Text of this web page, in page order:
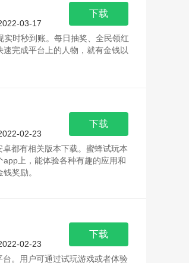
03-17
实时秒到账。每日抽奖、全民领红
完成平台上的人物，就有金钱以
下载
02-23
都有相关版本下载。蜜蜂试玩本
上，能体验各种有趣的应用和
奖励。
下载
02-23
。用户可通过试玩游戏或者体验
下载